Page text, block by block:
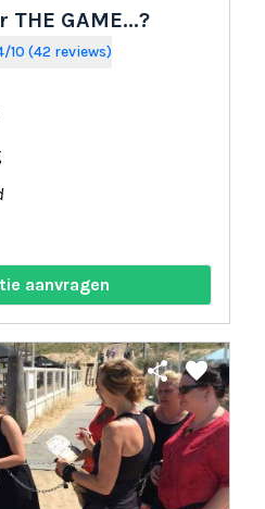
GAME...?
9.4/10 (42 reviews)
aanvragen
share favorite